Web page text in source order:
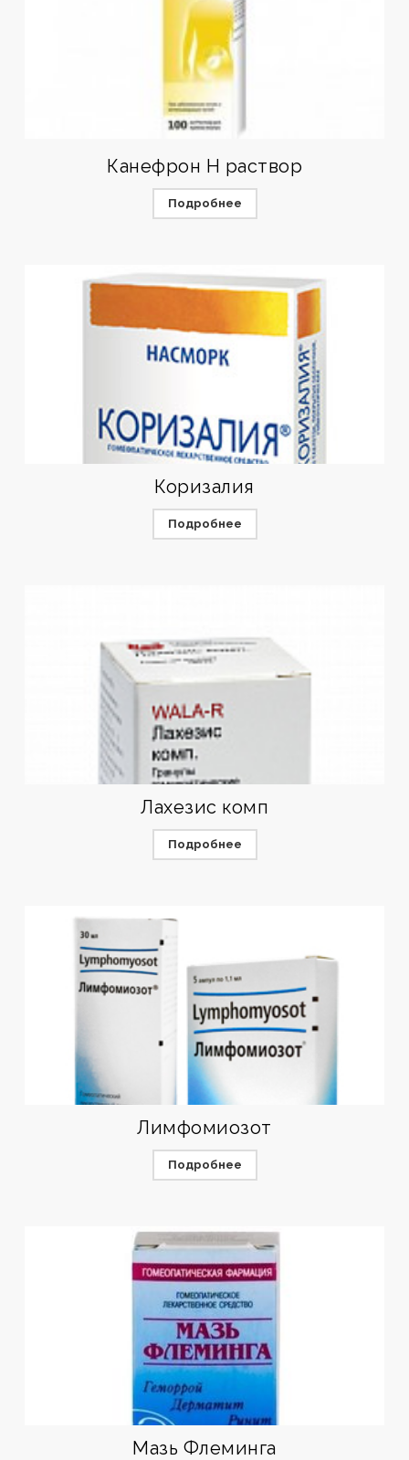
Канефрон Н раствор
Подробнее
Коризалия
Подробнее
Лахезис комп
Подробнее
Лимфомиозот
Подробнее
Мазь Флеминга